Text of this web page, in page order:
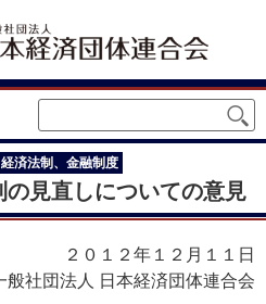
済法制、金融制度
見直しについての意見
２０１２年１２月１１日
般社団法人 日本経済団体連合会